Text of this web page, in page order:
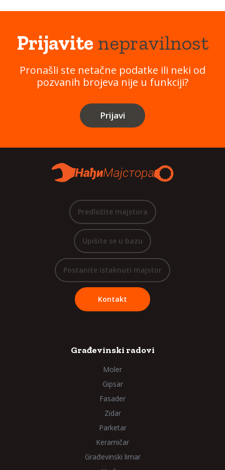
Prijavitenepravilnost
Pronašli ste netačne podatke ili neki od
pozvanih brojeva nije u funkciji?
Prijavi
Predložite majstora
Upišite se u bazu
Postanite istaknuti majstor
Kontakt
Građevinski radovi
Moler
Gipsar
Fasader
Zidar
Parketar
Keramičar
Građevinski limar